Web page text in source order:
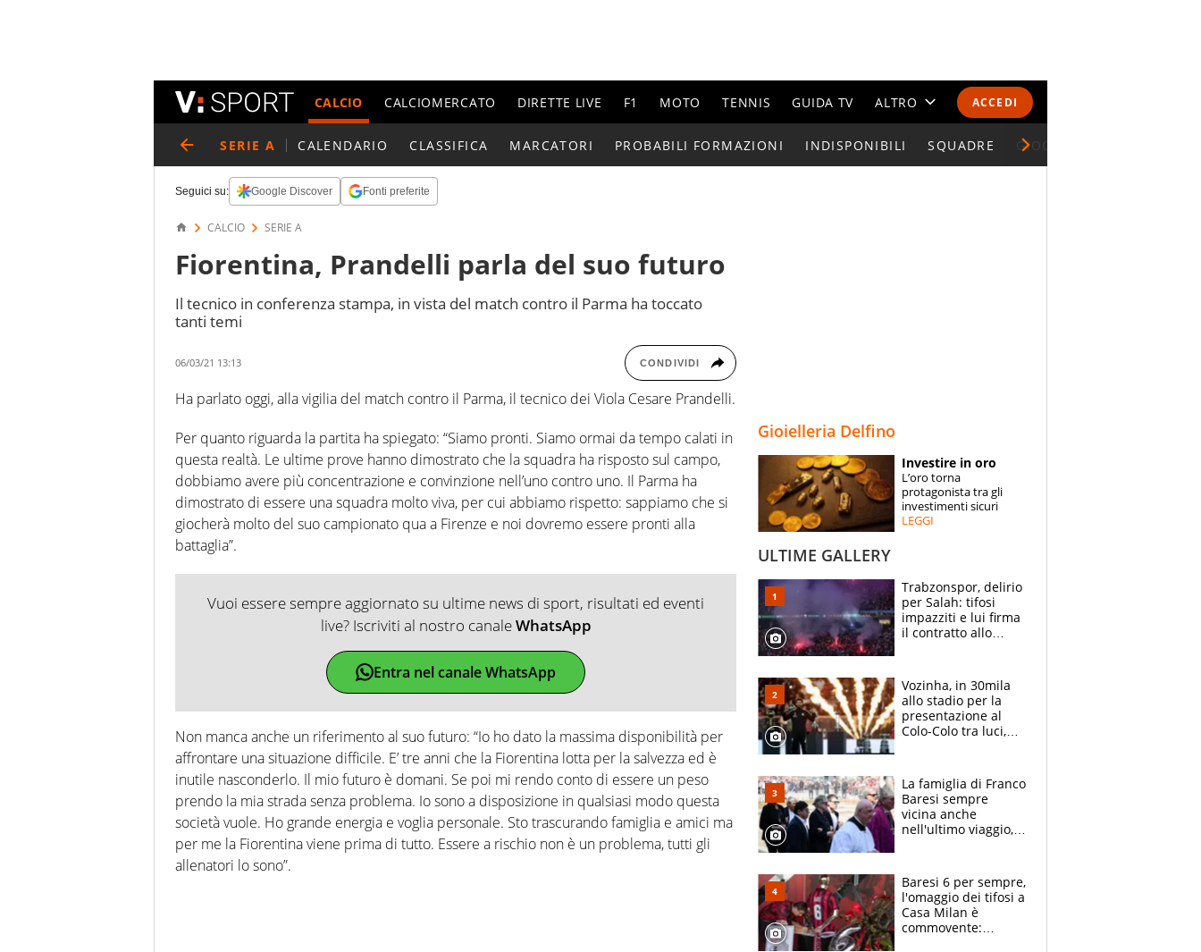
ACCEDI
CALCIO CALCIOMERCATO DIRETTE LIVE F1 MOTO TENNIS GUIDA TV ALTRO
CALENDARI E CLASSIFICHE
ESPERTI
CONTATTI
SERIE A CALENDARIO CLASSIFICA MARCATORI PROBABILI FORMAZIONI INDISPONIBILI SQUADRE GIOCATORI SERIE A
Seguici su: Google Discover Fonti preferite
CALCIO SERIE A
Fiorentina, Prandelli parla del suo futuro
Il tecnico in conferenza stampa, in vista del match contro il Parma ha toccato
tanti temi
06/03/21 13:13 CONDIVIDI
Ha parlato oggi, alla vigilia del match contro il Parma, il tecnico dei Viola Cesare Prandelli.
Per quanto riguarda la partita ha spiegato: “Siamo pronti. Siamo ormai da tempo calati in
questa realtà. Le ultime prove hanno dimostrato che la squadra ha risposto sul campo,
dobbiamo avere più concentrazione e convinzione nell’uno contro uno. Il Parma ha
dimostrato di essere una squadra molto viva, per cui abbiamo rispetto: sappiamo che si
giocherà molto del suo campionato qua a Firenze e noi dovremo essere pronti alla
battaglia”.
Vuoi essere sempre aggiornato su ultime news di sport, risultati ed eventi
live? Iscriviti al nostro canaleWhatsApp
Entra nel canale WhatsApp
Non manca anche un riferimento al suo futuro: “Io ho dato la massima disponibilità per
affrontare una situazione difficile. E’ tre anni che la Fiorentina lotta per la salvezza ed è
inutile nasconderlo. Il mio futuro è domani. Se poi mi rendo conto di essere un peso
prendo la mia strada senza problema. Io sono a disposizione in qualsiasi modo questa
società vuole. Ho grande energia e voglia personale. Sto trascurando famiglia e amici ma
per me la Fiorentina viene prima di tutto. Essere a rischio non è un problema, tutti gli
allenatori lo sono”.
Gioielleria Delfino
Investire in oro
L’oro torna
protagonista tra gli
investimenti sicuri
LEGGI
ULTIME GALLERY
Trabzonspor, delirio
per Salah: tifosi
impazziti e lui firma
il contratto allo
Vozinha, in 30mila
allo stadio per la
presentazione al
Colo-Colo tra luci,
La famiglia di Franco
Baresi sempre
vicina anche
nell'ultimo viaggio,
circondati
dall'affetto dei tifosi
Baresi 6 per sempre,
l'omaggio dei tifosi a
Casa Milan è
commovente: